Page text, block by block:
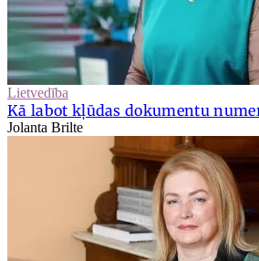
Lietvedība
Kā labot kļūdas dokumentu
Jolanta Brilte